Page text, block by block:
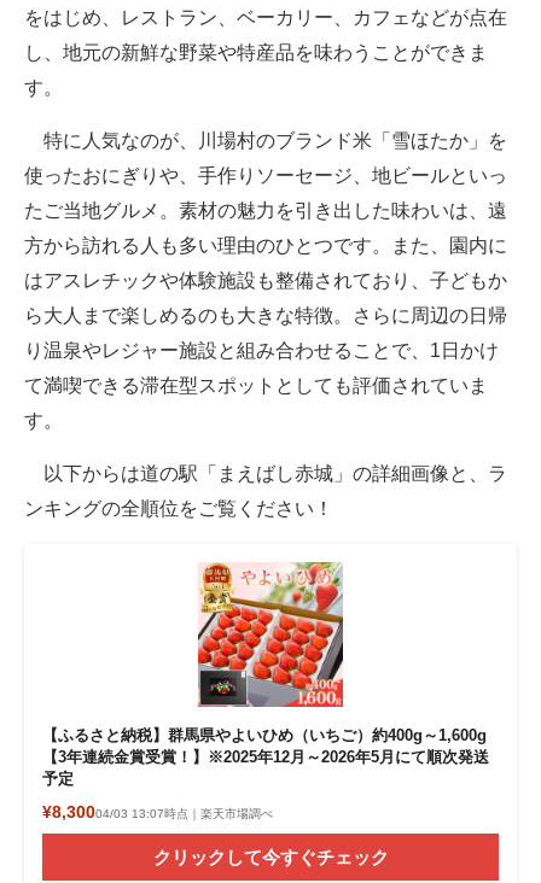
をはじめ、レストラン、ベーカリー、カフェなどが点在
し、地元の新鮮な野菜や特産品を味わうことができま
す。
特に人気なのが、川場村のブランド米「雪ほたか」を
使ったおにぎりや、手作りソーセージ、地ビールといっ
たご当地グルメ。素材の魅力を引き出した味わいは、遠
方から訪れる人も多い理由のひとつです。また、園内に
はアスレチックや体験施設も整備されており、子どもか
ら大人まで楽しめるのも大きな特徴。さらに周辺の日帰
り温泉やレジャー施設と組み合わせることで、1日かけ
て満喫できる滞在型スポットとしても評価されていま
す。
以下からは道の駅「まえばし赤城」の詳細画像と、ラ
ンキングの全順位をご覧ください！
【ふるさと納税】群馬県やよいひめ（いちご）約400g～1,600g
【3年連続金賞受賞！】※2025年12月～2026年5月にて順次発送
予定
¥8,30004/03 13:07時点｜楽天市場調べ
クリックして今すぐチェック